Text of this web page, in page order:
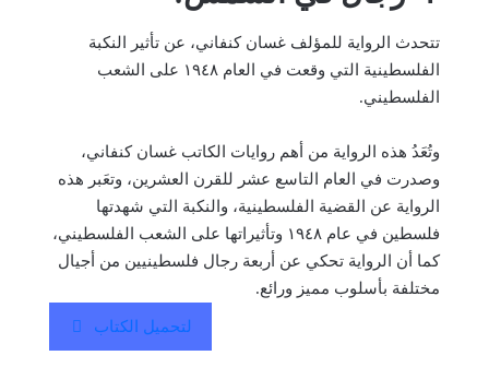
تتحدث الرواية للمؤلف غسان كنفاني، عن تأثير النكبة
الفلسطينية التي وقعت في العام ١٩٤٨ على الشعب
الفلسطيني.
وتُعَدُ هذه الرواية من أهم روايات الكاتب غسان كنفاني،
وصدرت في العام التاسع عشر للقرن العشرين، وتعَبر هذه
الرواية عن القضية الفلسطينية، والنكبة التي شهدتها
فلسطين في عام ١٩٤٨ وتأثيراتها على الشعب الفلسطيني،
كما أن الرواية تحكي عن أربعة رجال فلسطينيين من أجيال
مختلفة بأسلوب مميز ورائع.
لتحميل الكتاب